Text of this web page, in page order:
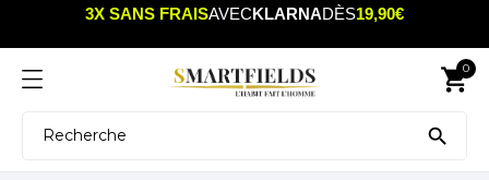
3X SANS FRAISAVECKLARNADÈS19,90€
shopping_cart
0
